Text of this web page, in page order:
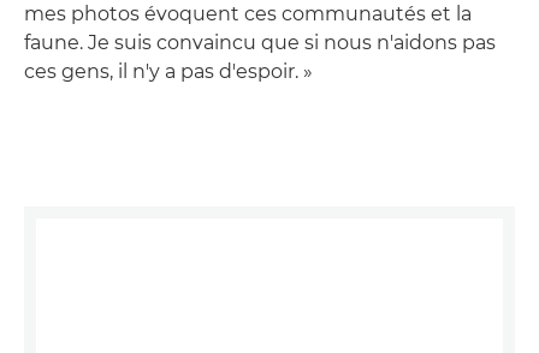
mes photos évoquent ces communautés et la
faune. Je suis convaincu que si nous n'aidons pas
ces gens, il n'y a pas d'espoir. »